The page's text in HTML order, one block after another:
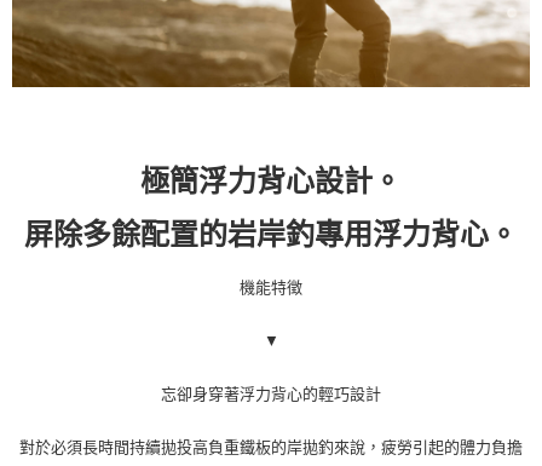
極簡浮力背心設計。
屏除多餘配置的岩岸釣專用浮力背心。
機能特徴
▼
忘卻身穿著浮力背心的輕巧設計
對於必須長時間持續拋投高負重鐵板的岸拋釣來說，疲勞引起的體力負擔